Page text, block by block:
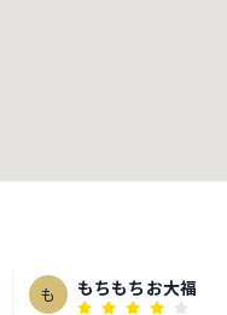
も もちもちお大福